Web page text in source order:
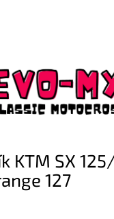
KTM SX
127